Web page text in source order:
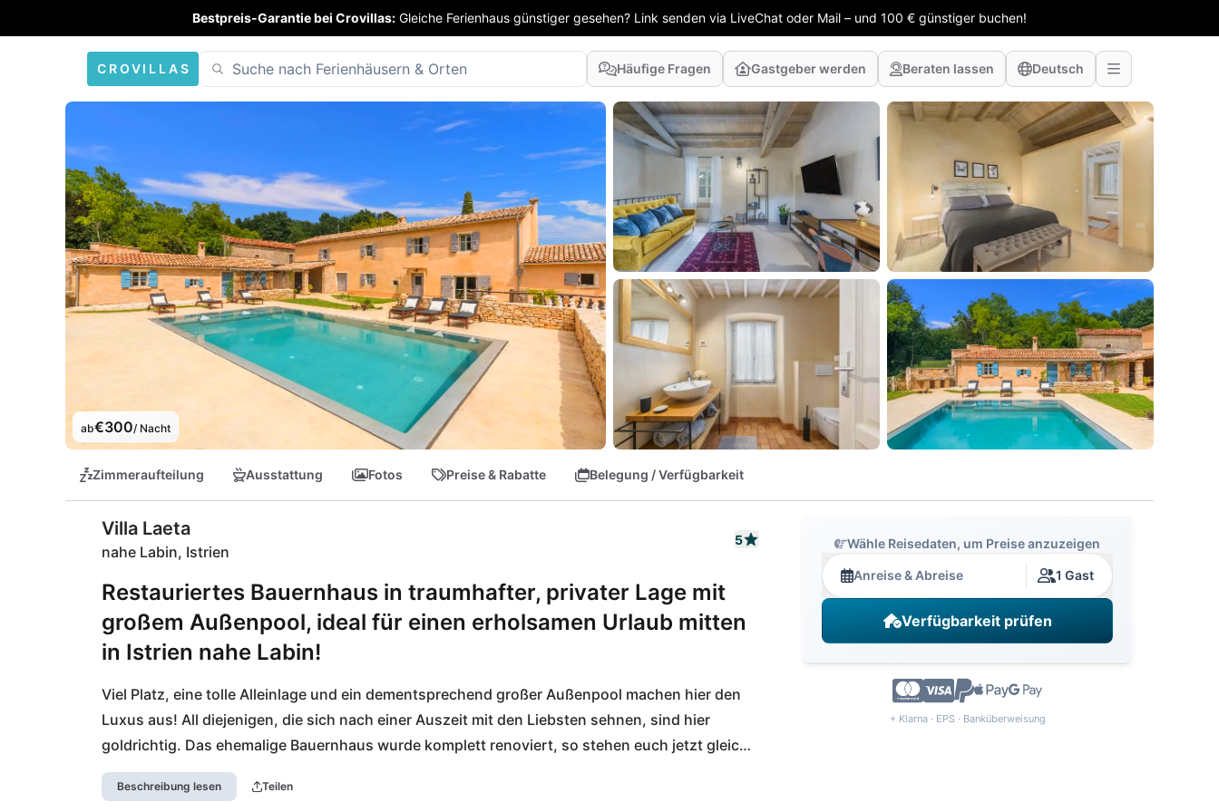
Bestpreis-Garantie bei Crovillas: Gleiche Ferienhaus günstiger gesehen? Link senden via LiveChat oder Mail – und 100 € günstiger buchen!
CROVILLAS Häufige Fragen Gastgeber werden Beraten lassen Deutsch
ab€300/ Nacht
Zimmeraufteilung Ausstattung Fotos Preise & Rabatte Belegung / Verfügbarkeit
Villa Laeta
nahe Labin, Istrien
5
Restauriertes Bauernhaus in traumhafter, privater Lage mit
großem Außenpool, ideal für einen erholsamen Urlaub mitten
in Istrien nahe Labin!
Viel Platz, eine tolle Alleinlage und ein dementsprechend großer Außenpool machen hier den
Luxus aus! All diejenigen, die sich nach einer Auszeit mit den Liebsten sehnen, sind hier
goldrichtig. Das ehemalige Bauernhaus wurde komplett renoviert, so stehen euch jetzt gleich
zwei Häuser und ein riesiges Grundstück zur Verfügung. Die zentrale Lage in Istrien
ermöglicht euch zudem eine flexible Tagesgestaltung. Eine 30-minütige Autofahrt trennt euch
Beschreibung lesen Teilen
Wähle Reisedaten, um Preise anzuzeigen
Anreise & Abreise 1 Gast
Verfügbarkeit prüfen
+ Klarna · EPS · Banküberweisung